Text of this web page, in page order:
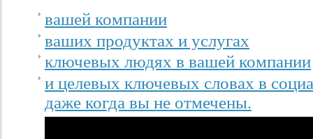
вашей компании
ваших продуктах и ​​услугах
ключевых людях в вашей компании
и целевых ключевых словах в
даже когда вы не отмечены.